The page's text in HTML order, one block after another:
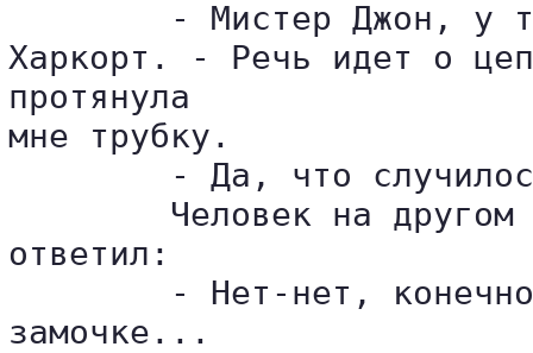
Харкорт. - Речь идет о
протянула
мне трубку.
ответил:
замочке...